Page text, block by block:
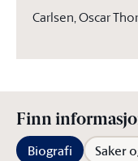
Carlsen, Oscar
Finn
Biografi Saker